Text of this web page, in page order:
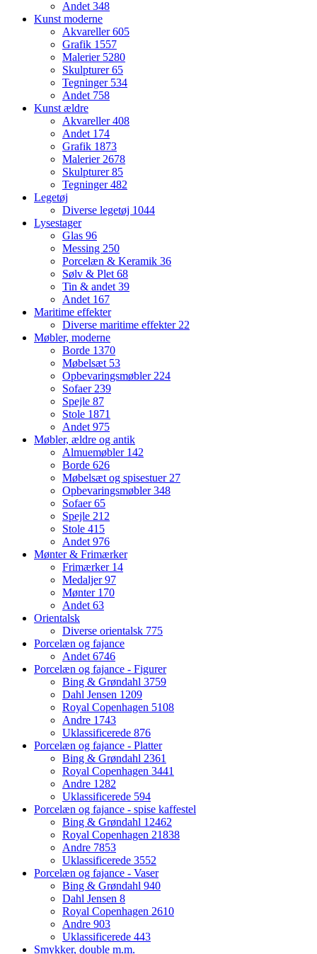
Andet 348
Kunst moderne
Akvareller605
Grafik 1557
Malerier 5280
Skulpturer65
Tegninger 534
Andet 758
Kunst ældre
Akvareller408
Andet 174
Grafik 1873
Malerier 2678
Skulpturer85
Tegninger482
Legetøj
Diverse legetøj 1044
Lysestager
Glas 96
Messing 250
Porcelæn & Keramik 36
Sølv & Plet 68
Tin & andet 39
Andet 167
Maritime effekter
Diverse maritime effekter 22
Møbler, moderne
Borde 1370
Møbelsæt 53
Opbevaringsmøbler 224
Sofaer 239
Spejle 87
Stole 1871
Andet 975
Møbler, ældre og antik
Almuemøbler 142
Borde 626
Møbelsæt og spisestuer 27
Opbevaringsmøbler348
Sofaer65
Spejle 212
Stole 415
Andet 976
Mønter & Frimærker
Frimærker 14
Medaljer97
Mønter 170
Andet 63
Orientalsk
Diverse orientalsk 775
Porcelæn og fajance
Andet 6746
Porcelæn og fajance - Figurer
Bing & Grøndahl 3759
Dahl Jensen 1209
Royal Copenhagen 5108
Andre 1743
Uklassificerede 876
Porcelæn og fajance - Platter
Bing & Grøndahl 2361
Royal Copenhagen 3441
Andre 1282
Uklassificerede 594
Porcelæn og fajance - spise kaffestel
Bing & Grøndahl 12462
Royal Copenhagen 21838
Andre 7853
Uklassificerede 3552
Porcelæn og fajance - Vaser
Bing & Grøndahl 940
Dahl Jensen 8
Royal Copenhagen 2610
Andre 903
Uklassificerede 443
Smykker, double m.m.